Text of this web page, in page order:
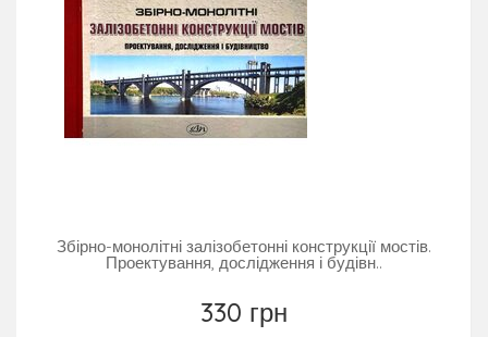
Збірно-монолітні залізобетонні конструкції мостів.
Проектування, дослідження і будівн..
330 грн